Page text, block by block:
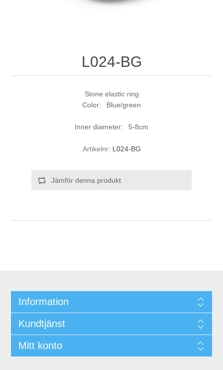
L024-BG
Stone elastic ring
Color: Blue/green
Inner diameter: 5-8cm
Artikelnr: L024-BG
Jämför denna produkt
Information
Kundtjänst
Mitt konto